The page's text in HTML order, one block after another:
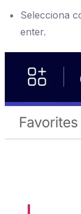
Selecciona
enter.